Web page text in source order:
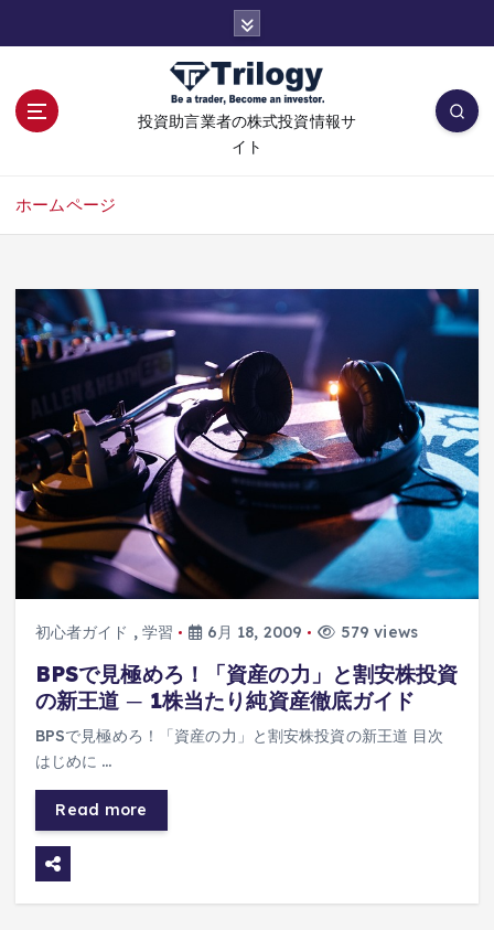
投資助言業者の株式投資情報サ
イト
ホームページ
初心者ガイド , 学習 6月 18, 2009 579 views
BPSで見極めろ！「資産の力」と割安株投資
の新王道 ─ 1株当たり純資産徹底ガイド
BPSで見極めろ！「資産の力」と割安株投資の新王道 目次
はじめに …
Read more